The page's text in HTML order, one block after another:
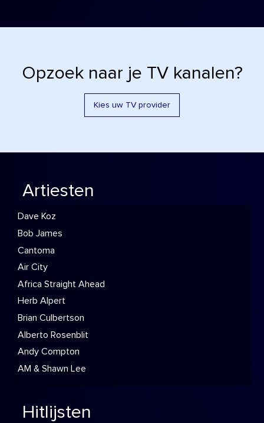
Opzoek naar je TV kanalen?
Kies uw TV provider
Artiesten
Dave Koz
Bob James
Cantoma
Air City
Africa Straight Ahead
Herb Alpert
Brian Culbertson
Alberto Rosenblit
Andy Compton
AM & Shawn Lee
Hitlijsten